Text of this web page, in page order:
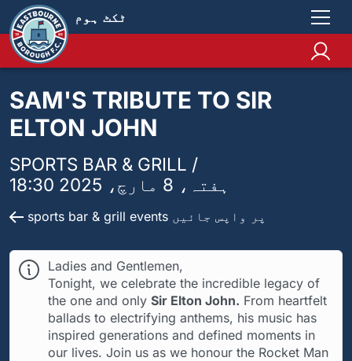
ٹکٹ ہوم
SAM'S TRIBUTE TO SIR
ELTON JOHN
SPORTS BAR & GRILL /
ہفتہ، 8 مارچ، 2025 18:30
sports bar & grill events پر واپس جائیں
Ladies and Gentlemen,
Tonight, we celebrate the incredible legacy of
the one and only Sir Elton John. From heartfelt
ballads to electrifying anthems, his music has
inspired generations and defined moments in
our lives. Join us as we honour the Rocket Man